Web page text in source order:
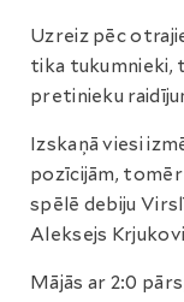
Uzreiz pēc
tika tukumnieki,
pretinieku
Izskaņā viesi
pozīcijām, tomēr
spēlē debiju
Aleksejs
Mājās ar 2:0